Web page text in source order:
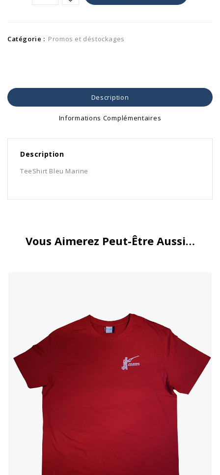
Catégorie : Promos et déstockages
Description
Informations Complémentaires
Description
TeeShirt Bleu Marine
Vous Aimerez Peut-Être Aussi…